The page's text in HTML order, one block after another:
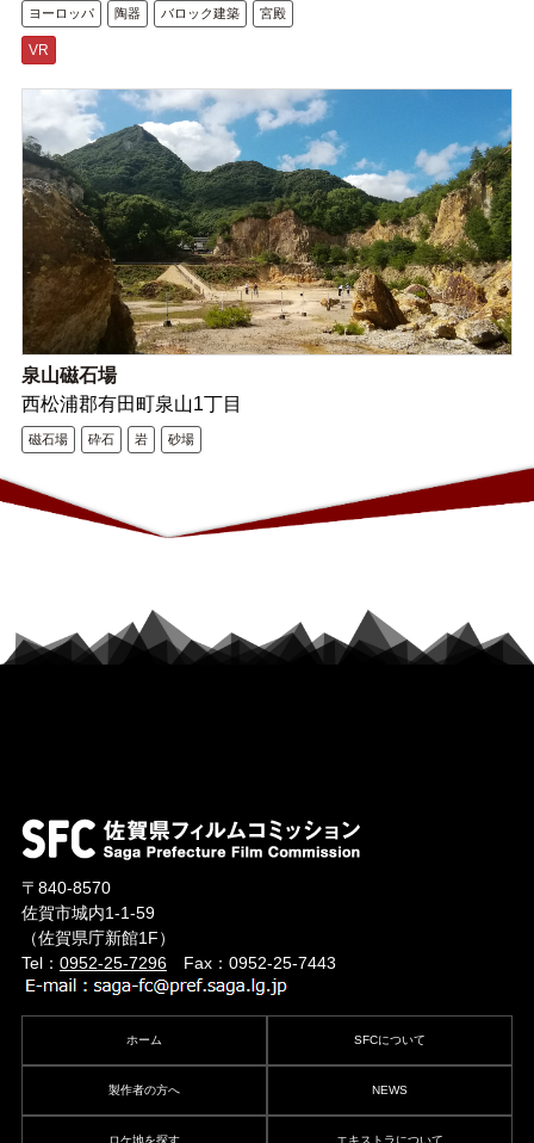
ヨーロッパ 陶器 バロック建築 宮殿
VR
泉山磁石場
西松浦郡有田町泉山1丁目
磁石場 砕石 岩 砂場
〒840-8570
佐賀市城内1-1-59
（佐賀県庁新館1F）
Tel： 0952-25-7296Fax：0952-25-7443
ホーム SFCについて
製作者の方へ NEWS
ロケ地を探す エキストラについて